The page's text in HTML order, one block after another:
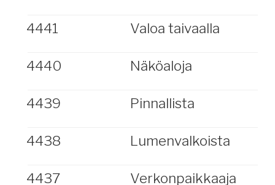
4441 Valoa taivaalla
4440 Näköaloja
4439 Pinnallista
4438 Lumenvalkoista
4437 Verkonpaikkaaja